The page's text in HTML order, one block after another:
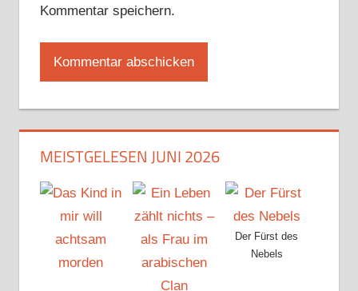
Kommentar speichern.
MEISTGELESEN JUNI 2026
Der Fürst des
Nebels